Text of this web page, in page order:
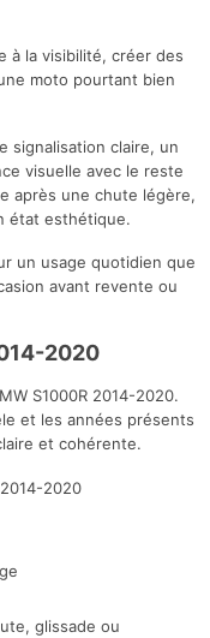
à la visibilité, créer des
moto pourtant bien
signalisation claire, un
visuelle avec le reste
après une chute légère,
état esthétique.
un usage quotidien que
avant revente ou
2020
S1000R 2014-2020.
et les années présents
et cohérente.
2020
glissade ou